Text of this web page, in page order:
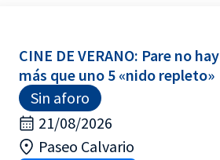
CINE DE VERANO: Pare no hay
más que uno 5 «nido repleto»
Sin aforo
21/08/2026
Paseo Calvario